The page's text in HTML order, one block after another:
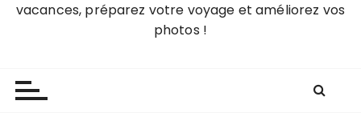
vacances, préparez votre voyage et améliorez vos
photos !